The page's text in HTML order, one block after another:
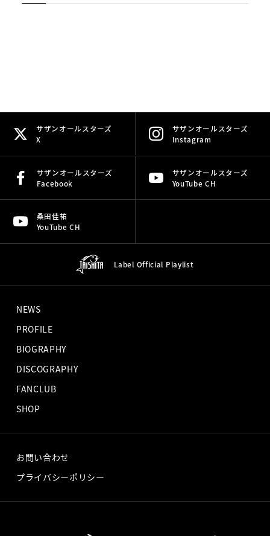
サザンオールスターズ
X
サザンオールスターズ
Instagram
サザンオールスターズ
Facebook
サザンオールスターズ
YouTube CH
桑田佳祐
YouTube CH
Label Official Playlist
NEWS
PROFILE
BIOGRAPHY
DISCOGRAPHY
FANCLUB
SHOP
お問い合わせ
プライバシーポリシー